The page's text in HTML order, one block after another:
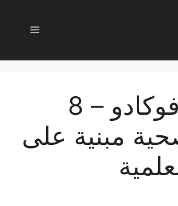
القائمة
زيت الأفوكادو – 8
مبنية على